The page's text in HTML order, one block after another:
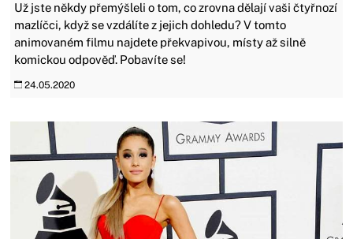
Už jste někdy přemýšleli o tom, co zrovna dělají vaši čtyřnozí
mazlíčci, když se vzdálíte z jejich dohledu? V tomto
animovaném filmu najdete překvapivou, místy až silně
komickou odpověď. Pobavíte se!
24.05.2020